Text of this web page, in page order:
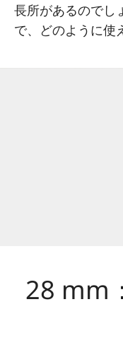
長所があるのでし
で、どのように使
28 mm